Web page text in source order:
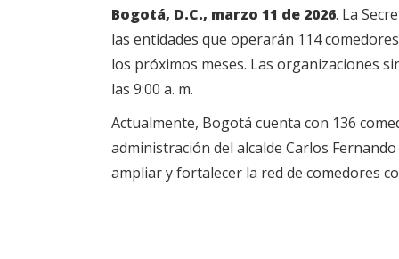
Bogotá, D.C., marzo 11 de 2026. La
las entidades que operarán 114
los próximos meses. Las organizaciones
las 9:00 a. m.
Actualmente, Bogotá cuenta con 136
administración del alcalde Carlos
ampliar y fortalecer la red de comedores